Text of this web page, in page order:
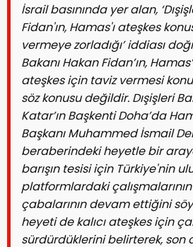
İsrail basınında yer alan,
Fidan'ın, Hamas'ı ateşkes
vermeye zorladığı’ iddiası
Bakanı Hakan Fidan’ın,
ateşkes için taviz vermesi
söz konusu değildir. Dışişleri
Katar’ın Başkenti Doha’da
Başkanı Muhammed İsmail
beraberindeki heyetle bir
barışın tesisi için Türkiye'nin
platformlardaki
çabalarının devam ettiğini
heyeti de kalıcı ateşkes için
sürdürdüklerini belirterek, son